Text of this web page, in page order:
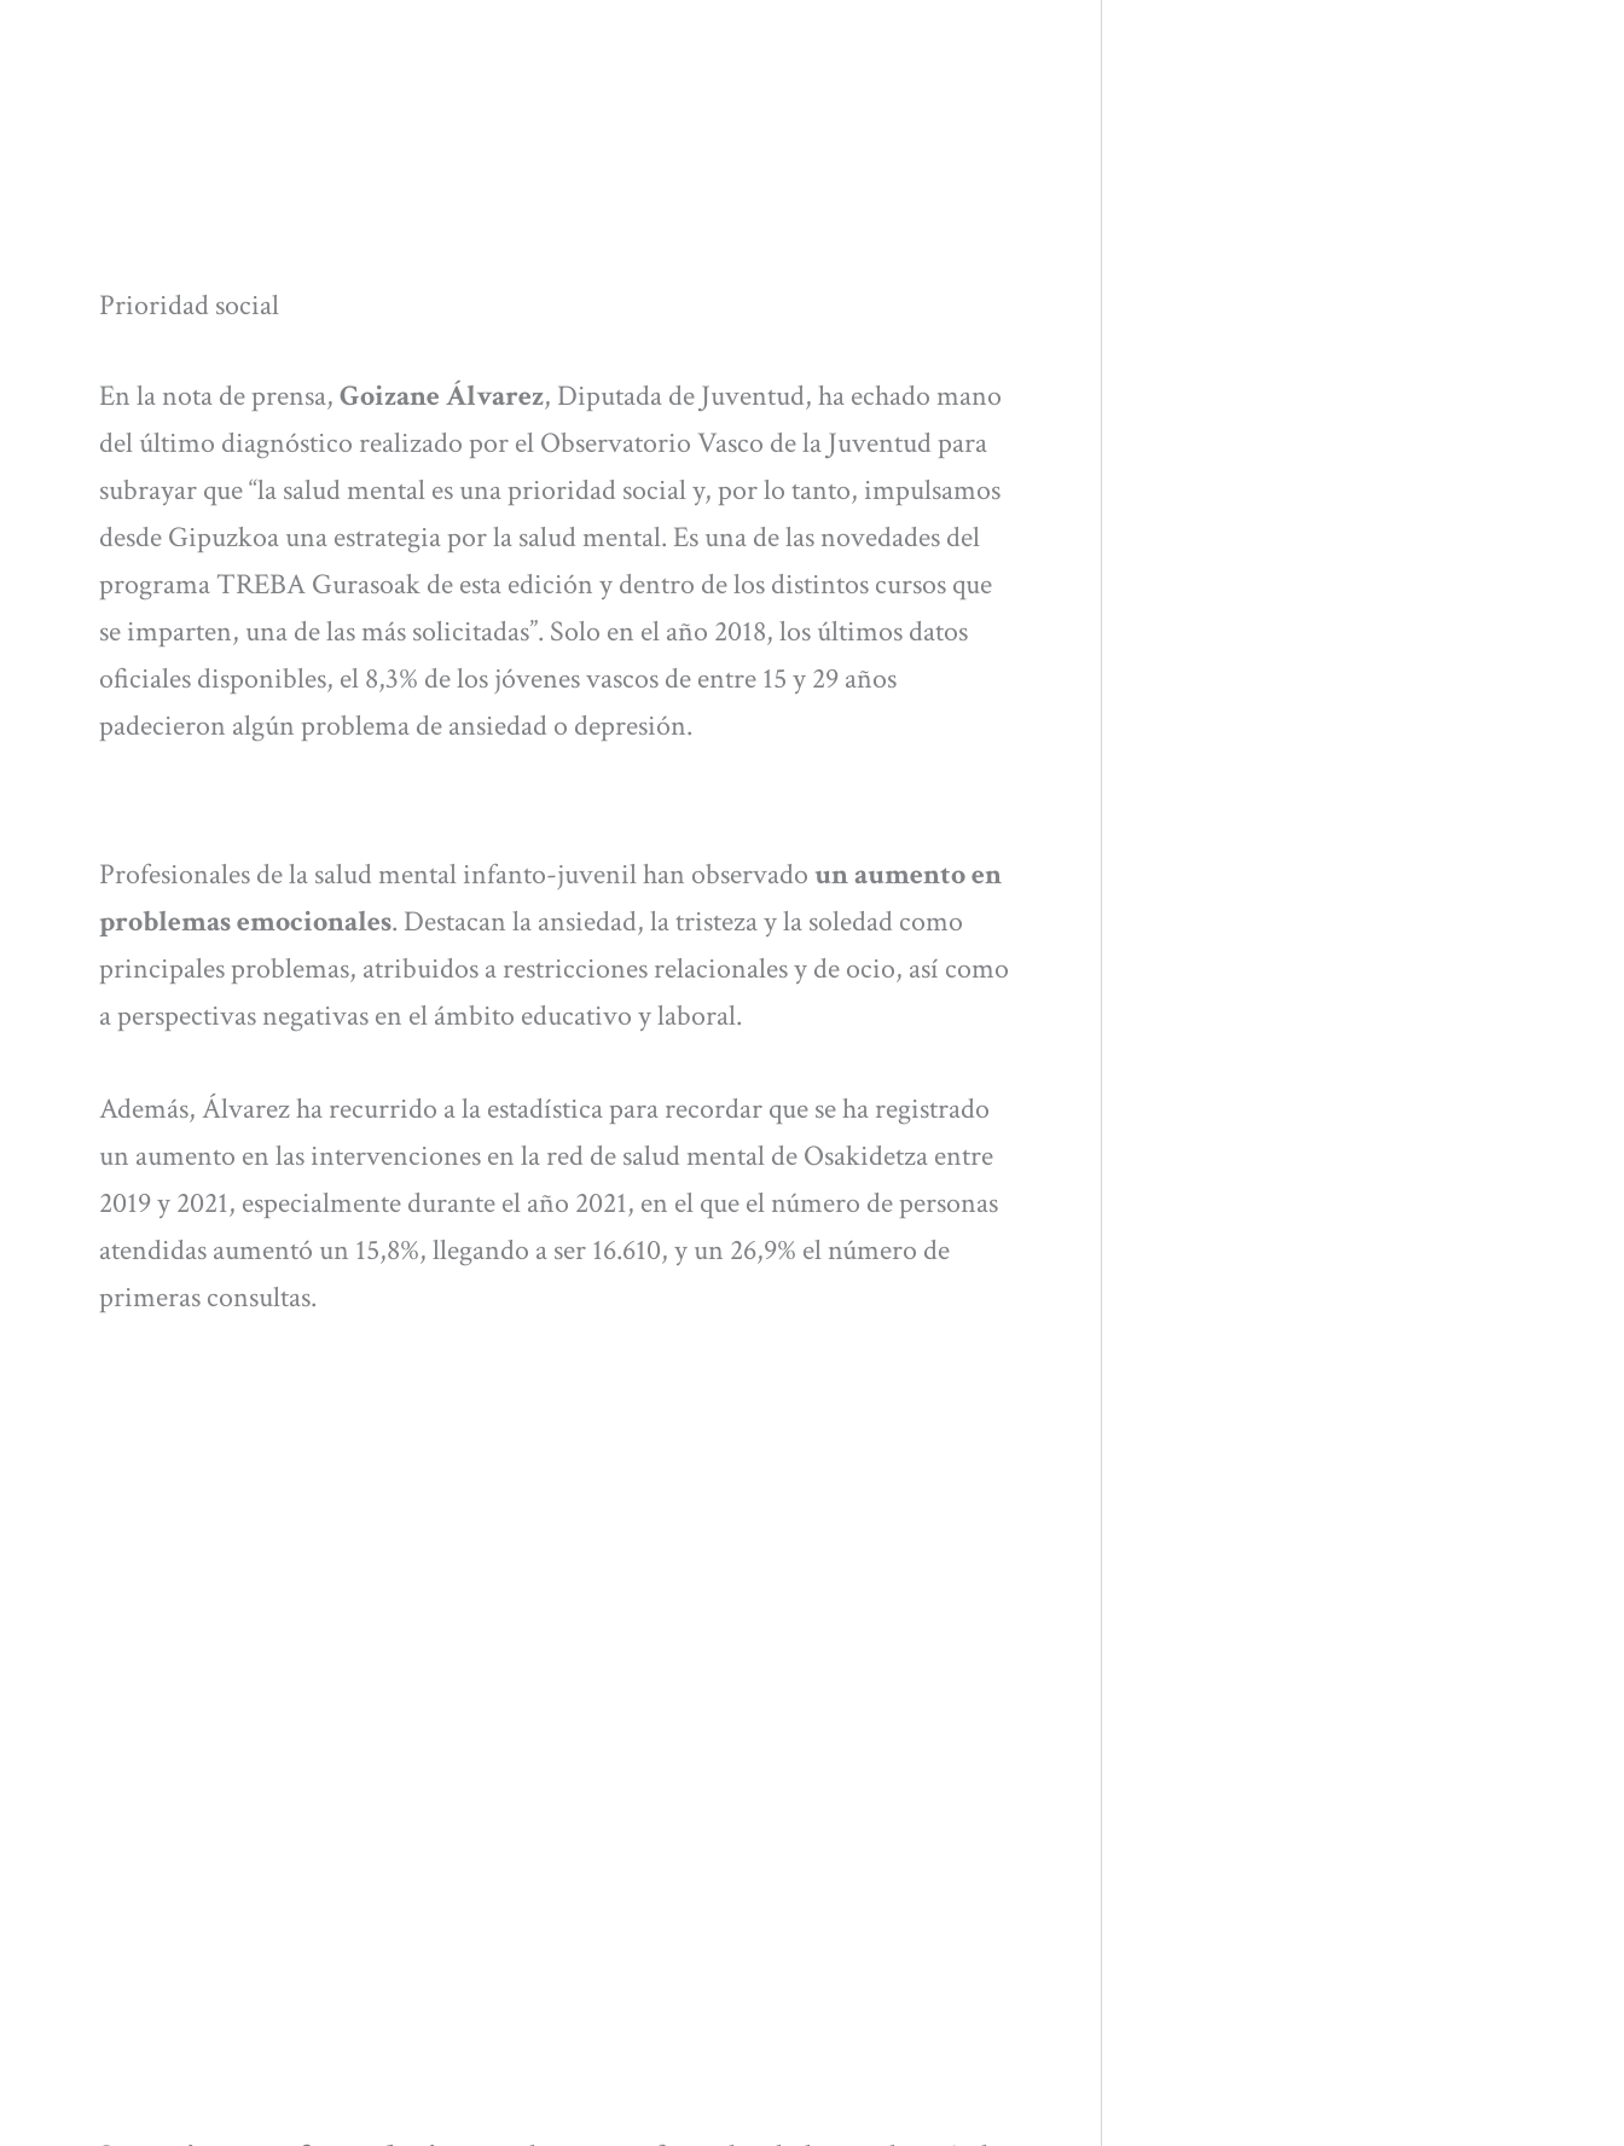
Prioridad social
En la nota de prensa,Goizane Álvarez, Diputada de Juventud, ha echado mano
del último diagnóstico realizado por el Observatorio Vasco de la Juventud para
subrayar que “la salud mental es una prioridad social y, por lo tanto, impulsamos
desde Gipuzkoa una estrategia por la salud mental. Es una de las novedades del
programa TREBA Gurasoak de esta edición y dentro de los distintos cursos que
se imparten, una de las más solicitadas”. Solo en el año 2018, los últimos datos
oficiales disponibles, el 8,3% de los jóvenes vascos de entre 15 y 29 años
padecieron algún problema de ansiedad o depresión.
Profesionales de la salud mental infanto-juvenil han observado un aumento en
problemas emocionales. Destacan la ansiedad, la tristeza y la soledad como
principales problemas, atribuidos a restricciones relacionales y de ocio, así como
a perspectivas negativas en el ámbito educativo y laboral.
Además, Álvarez ha recurrido a la estadística para recordar que se ha registrado
un aumento en las intervenciones en la red de salud mental de Osakidetza entre
2019 y 2021, especialmente durante el año 2021, en el que el número de personas
atendidas aumentó un 15,8%, llegando a ser 16.610, y un 26,9% el número de
primeras consultas.